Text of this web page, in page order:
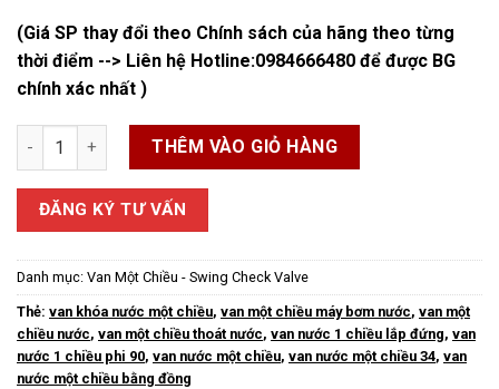
(Giá SP thay đổi theo Chính sách của hãng theo từng
thời điểm --> Liên hệ Hotline:0984666480 để được BG
chính xác nhất )
Van Nước Một Chiều số lượngTHÊM VÀO GIỎ HÀNG
ĐĂNG KÝ TƯ VẤN
Danh mục: Van Một Chiều - Swing Check Valve
Thẻ: van khóa nước một chiều, van một chiều máy bơm nước, van một
chiều nước, van một chiều thoát nước, van nước 1 chiều lắp đứng, van
nước 1 chiều phi 90, van nước một chiều, van nước một chiều 34, van
nước một chiều bằng đồng